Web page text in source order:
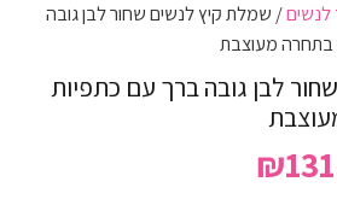
/ שמלת קיץ לנשים שחור לבן גובה
בתחרה מעוצבת
לבן גובה ברך עם כתפיות
₪